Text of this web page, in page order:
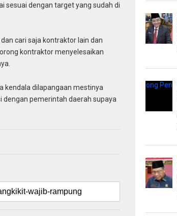
sesuai dengan target yang sudah di
cari saja kontraktor lain dan
kontraktor menyelesaikan
kendala dilapangaan mestinya
pemerintah daerah supaya